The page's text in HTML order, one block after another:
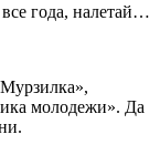
года, налетай…
молодежи». Да